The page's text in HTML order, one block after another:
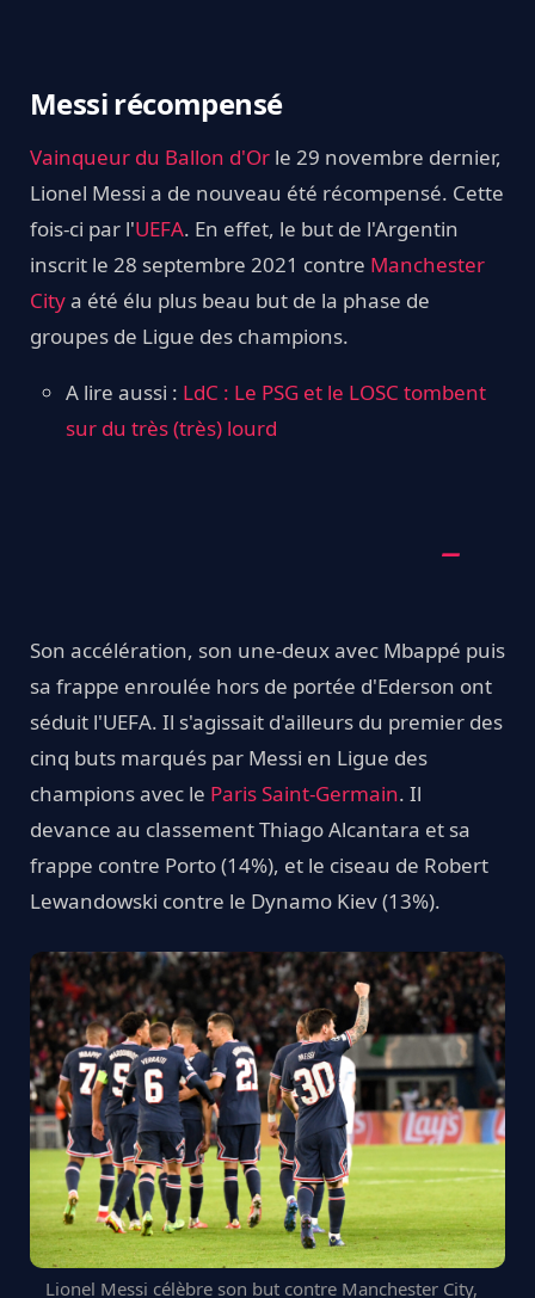
Messi récompensé
Vainqueur du Ballon d'Or le 29 novembre dernier,
Lionel Messi a de nouveau été récompensé. Cette
fois-ci par l'UEFA. En effet, le but de l'Argentin
inscrit le 28 septembre 2021 contre Manchester
Citya été élu plus beau but de la phase de
groupes de Ligue des champions.
A lire aussi : LdC : Le PSG et le LOSC tombent
sur du très (très) lourd
Son accélération, son une-deux avec Mbappé puis
sa frappe enroulée hors de portée d'Ederson ont
séduit l'UEFA. Il s'agissait d'ailleurs du premier des
cinq buts marqués par Messi en Ligue des
champions avec le Paris Saint-Germain. Il
devance au classement Thiago Alcantara et sa
frappe contre Porto (14%), et le ciseau de Robert
Lewandowski contre le Dynamo Kiev (13%).
Lionel Messi célèbre son but contre Manchester City,